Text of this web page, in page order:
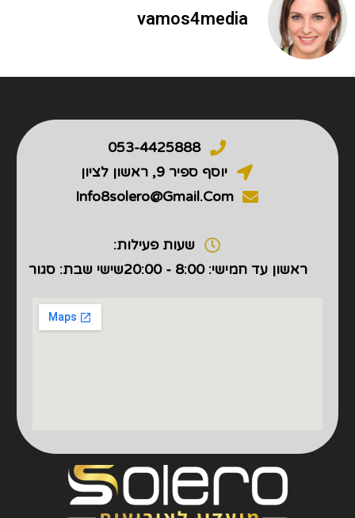
vamos4media
053-4425888
יוסף ספיר 9, ראשון לציון
Info8solero@gmail.com
שעות פעילות:
ראשון עד חמישי: 8:00 - 20:00
שישי שבת: סגור